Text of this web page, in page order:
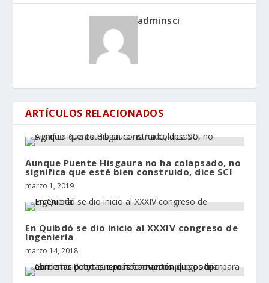
adminsci
ARTÍCULOS RELACIONADOS
Aunque Puente Hisgaura no ha colapsado, no
significa que esté bien construido, dice SCI
marzo 1, 2019
En Quibdó se dio inicio al XXXIV congreso de
Ingeniería
marzo 14, 2018